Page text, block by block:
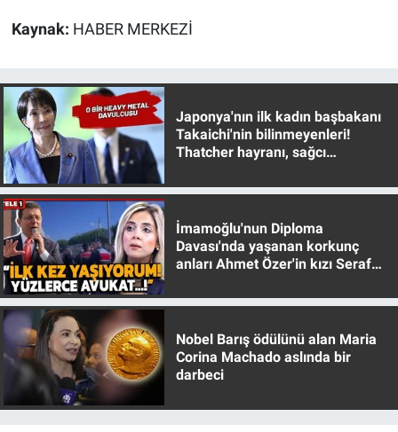
Kaynak: HABER MERKEZİ
Japonya'nın ilk kadın başbakanı
Takaichi'nin bilinmeyenleri!
Thatcher hayranı, sağcı
İmamoğlu'nun Diploma
Davası'nda yaşanan korkunç
anları Ahmet Özer'in kızı Seraf
Nobel Barış ödülünü alan Maria
Corina Machado aslında bir
darbeci